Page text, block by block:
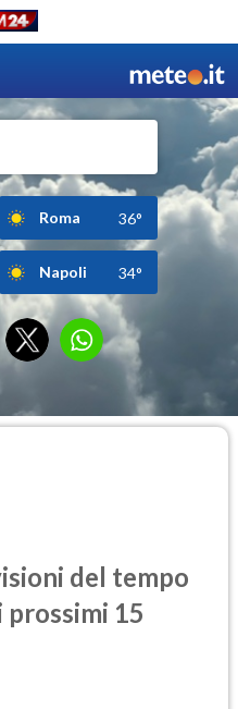
Roma 36°
Napoli 34°
del tempo
prossimi 15